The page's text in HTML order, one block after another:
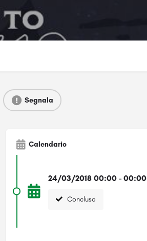
Segnala
Calendario
24/03/2018 00:00 - 00:00
Concluso